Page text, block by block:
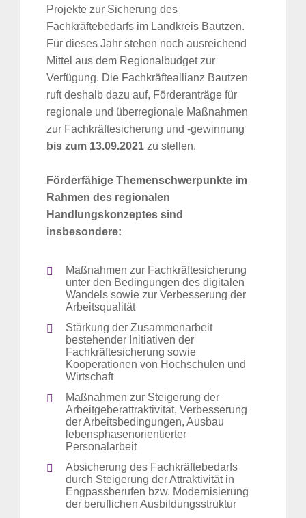
Projekte zur Sicherung des
Fachkräftebedarfs im Landkreis Bautzen.
Für dieses Jahr stehen noch ausreichend
Mittel aus dem Regionalbudget zur
Verfügung. Die Fachkräfteallianz Bautzen
ruft deshalb dazu auf, Förderanträge für
regionale und überregionale Maßnahmen
zur Fachkräftesicherung und -gewinnung
bis zum 13.09.2021 zu stellen.
Förderfähige Themenschwerpunkte im
Rahmen des regionalen
Handlungskonzeptes sind
insbesondere:
Maßnahmen zur Fachkräftesicherung
unter den Bedingungen des digitalen
Wandels sowie zur Verbesserung der
Arbeitsqualität
Stärkung der Zusammenarbeit
bestehender Initiativen der
Fachkräftesicherung sowie
Kooperationen von Hochschulen und
Wirtschaft
Maßnahmen zur Steigerung der
Arbeitgeberattraktivität, Verbesserung
der Arbeitsbedingungen, Ausbau
lebensphasenorientierter
Personalarbeit
Absicherung des Fachkräftebedarfs
durch Steigerung der Attraktivität in
Engpassberufen bzw. Modernisierung
der beruflichen Ausbildungsstruktur